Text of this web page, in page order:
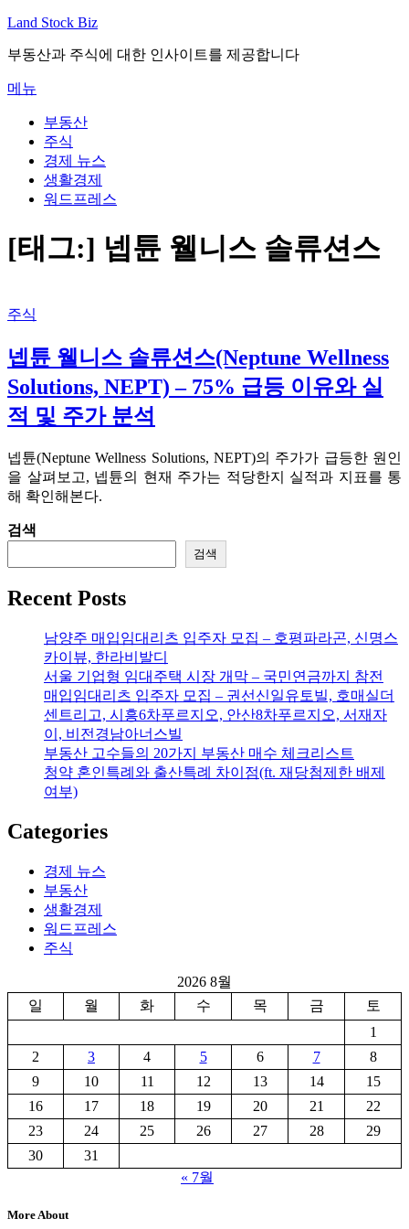
내
으
로
바
Land Stock Biz
부동산과 주식에 대한 인사이트를 제공합니다
메뉴
부동산
주식
경제 뉴스
생활경제
워드프레스
[태그:] 넵튠 웰니스 솔류션스
주식
넵튠 웰니스 솔류션스(Neptune Wellness
Solutions, NEPT) – 75% 급등 이유와 실
적 및 주가 분석
넵튠(Neptune Wellness Solutions, NEPT)의 주가가 급등한 원인
을 살펴보고, 넵튠의 현재 주가는 적당한지 실적과 지표를 통
해 확인해본다.
검색
검색
Recent Posts
남양주 매입임대리츠 입주자 모집 – 호평파라곤, 신명스
카이뷰, 한라비발디
서울 기업형 임대주택 시장 개막 – 국민연금까지 참전
매입임대리츠 입주자 모집 – 권선신일유토빌, 호매실더
센트리고, 시흥6차푸르지오, 안산8차푸르지오, 서재자
이, 비전경남아너스빌
부동산 고수들의 20가지 부동산 매수 체크리스트
청약 혼인특례와 출산특례 차이점(ft. 재당첨제한 배제
여부)
Categories
경제 뉴스
부동산
생활경제
워드프레스
주식
2026 8월
일
월 화 수 목 금
토
1
2
3 4 5 6 7
8
9
10 11 12 13 14
15
16
17 18 19 20 21
22
23
24 25 26 27 28
29
30
31
« 7월
More About